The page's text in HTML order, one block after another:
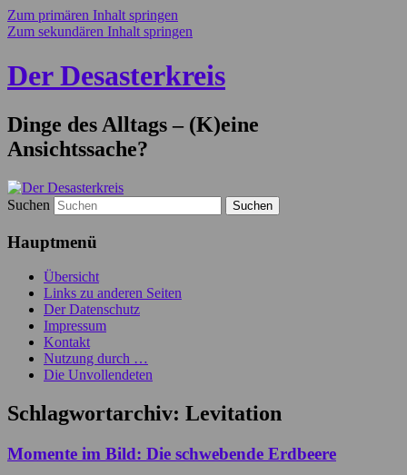
Zum primären Inhalt springen
Zum sekundären Inhalt springen
Der Desasterkreis
Dinge des Alltags – (K)eine
Ansichtssache?
Suchen
Hauptmenü
Übersicht
Links zu anderen Seiten
Der Datenschutz
Impressum
Kontakt
Nutzung durch …
Die Unvollendeten
Schlagwortarchiv: Levitation
Momente im Bild: Die schwebende Erdbeere